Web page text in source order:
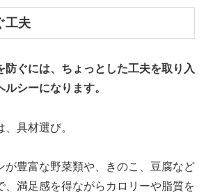
工夫
防ぐには、ちょっとした工夫を取り入
シーになります。
具材選び。
が豊富な野菜類や、きのこ、豆腐など
、満足感を得ながらカロリーや脂質を